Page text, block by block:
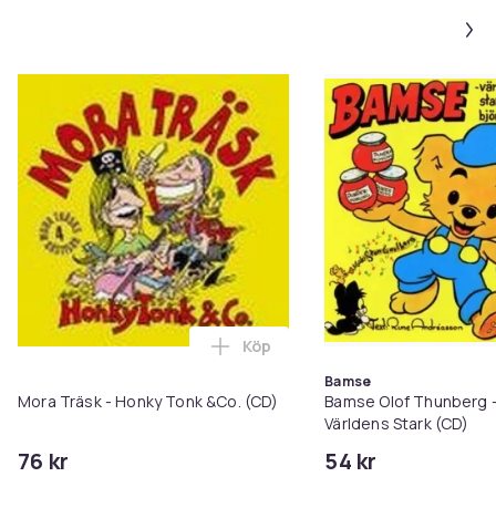
Mora Träsk - Honky Tonk &Co. (CD)
76 kr
Lägg till Mora Träsk - Honky
Köp
Bamse
Bamse Olof Thunberg
Världens Stark (CD)
54 kr